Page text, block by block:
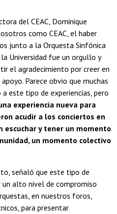
del CEAC, Dominique
como CEAC, el haber
junto a la Orquesta Sinfónica
Universidad fue un orgullo y
el agradecimiento por creer en
Parece obvio que muchas
este tipo de experiencias, pero
experiencia nueva para
acudir a los conciertos en
escuchar y tener un momento
un momento colectivo
señaló que este tipo de
un alto nivel de compromiso
en nuestros foros,
para presentar